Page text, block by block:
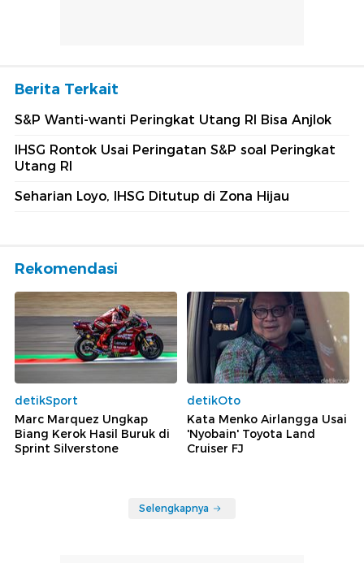
Berita Terkait
S&P Wanti-wanti Peringkat Utang RI Bisa Anjlok
IHSG Rontok Usai Peringatan S&P soal Peringkat
Utang RI
Seharian Loyo, IHSG Ditutup di Zona Hijau
Rekomendasi
detikSport
Marc Marquez Ungkap
Biang Kerok Hasil Buruk di
Sprint Silverstone
detikOto
Kata Menko Airlangga Usai
'Nyobain' Toyota Land
Cruiser FJ
Selengkapnya